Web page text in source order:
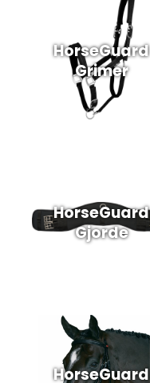
HorseGuard
Grimer
HorseGuard
Gjorde
HorseGuard